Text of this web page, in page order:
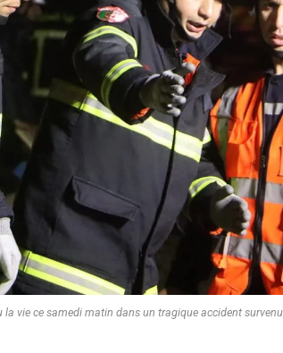
la vie ce samedi matin dans un tragique accident